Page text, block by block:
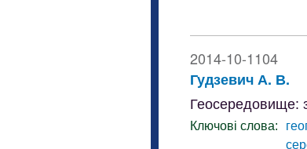
2014-10-1104
Гудзевич А. В.
Геосередовище:
Ключові слова: